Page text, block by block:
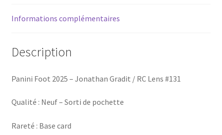
Informations complémentaires
Description
Panini Foot 2025 – Jonathan Gradit / RC Lens #131
Qualité : Neuf – Sorti de pochette
Rareté : Base card